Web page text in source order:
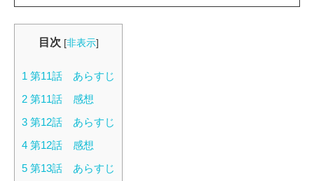
目次 [非表示]
1 第11話 あらすじ
2 第11話 感想
3 第12話 あらすじ
4 第12話 感想
5 第13話 あらすじ